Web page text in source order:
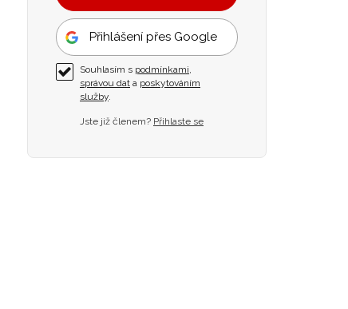
Přihlášení přes Google
Souhlasím s podmínkami,
správou dat a poskytováním
služby.
Jste již členem? Přihlaste se